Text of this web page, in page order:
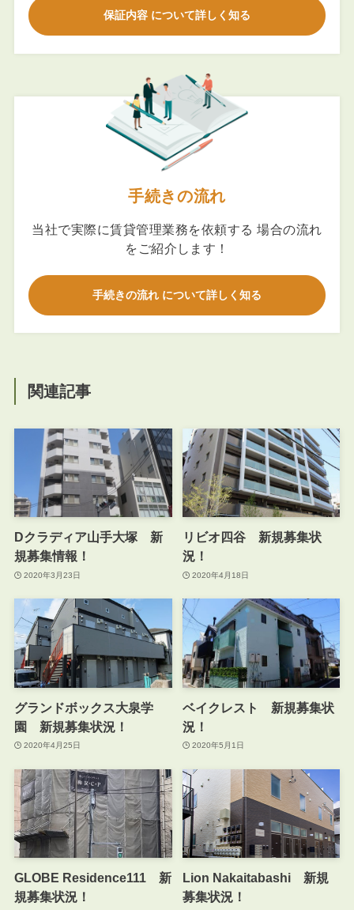
保証内容 について詳しく知る
手続きの流れ
当社で実際に賃貸管理業務を依頼する 場合の流れ
をご紹介します！
手続きの流れ について詳しく知る
関連記事
Dクラディア山手大塚 新
規募集情報！
2020年3月23日
リビオ四谷 新規募集状
況！
2020年4月18日
グランドボックス大泉学
園 新規募集状況！
2020年4月25日
ベイクレスト 新規募集状
況！
2020年5月1日
GLOBE Residence111 新
規募集状況！
Lion Nakaitabashi 新規
募集状況！